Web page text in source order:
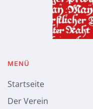
MENÜ
Startseite
Der Verein